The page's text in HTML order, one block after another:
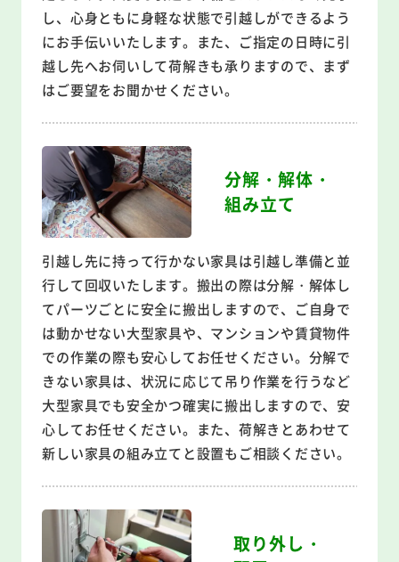
し、心身ともに身軽な状態で引越しができるよう
にお手伝いいたします。また、ご指定の日時に引
越し先へお伺いして荷解きも承りますので、まず
はご要望をお聞かせください。
分解・解体・
組み立て
引越し先に持って行かない家具は引越し準備と並
行して回収いたします。搬出の際は分解・解体し
てパーツごとに安全に搬出しますので、ご自身で
は動かせない大型家具や、マンションや賃貸物件
での作業の際も安心してお任せください。分解で
きない家具は、状況に応じて吊り作業を行うなど
大型家具でも安全かつ確実に搬出しますので、安
心してお任せください。また、荷解きとあわせて
新しい家具の組み立てと設置もご相談ください。
取り外し・